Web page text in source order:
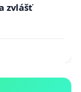
zvlášť